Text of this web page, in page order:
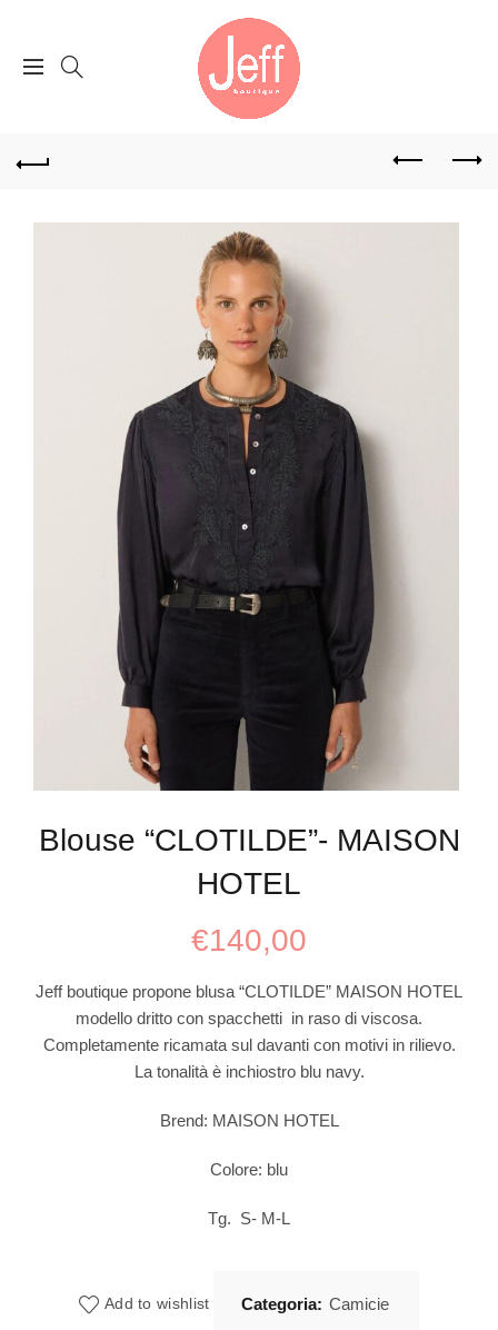
Blouse “CLOTILDE”- MAISON
HOTEL
€140,00
Jeff boutique propone blusa “CLOTILDE” MAISON HOTEL
modello dritto con spacchetti in raso di viscosa.
Completamente ricamata sul davanti con motivi in rilievo.
La tonalità è inchiostro blu navy.
Brend: MAISON HOTEL
Colore: blu
Tg. S- M-L
Add to wishlist Categoria: Camicie